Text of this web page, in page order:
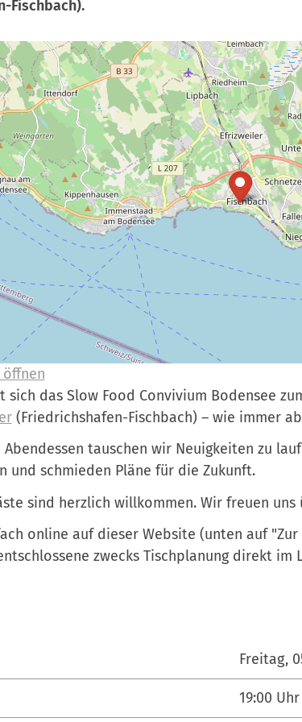
Fischbach).
öffnen
sich das Slow Food Convivium Bodensee
(Friedrichshafen-Fischbach) – wie immer ab
Abendessen tauschen wir Neuigkeiten zu
und schmieden Pläne für die Zukunft.
sind herzlich willkommen. Wir freuen uns
online auf dieser Website (unten auf
zwecks Tischplanung direkt im
Freitag,
19:00 Uhr